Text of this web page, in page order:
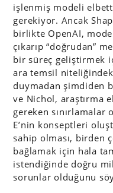
işlenmiş modeli
gerekiyor. Ancak
birlikte OpenAI,
çıkarıp “doğrudan”
bir süreç geliştirmek
ara temsil
duymadan şimdiden
ve Nichol, araştırma
gereken
E’nin konseptleri
sahip olması, birden
bağlamak için hala
istendiğinde doğru
sorunlar olduğunu